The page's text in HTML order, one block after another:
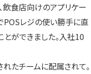
飲食店向けのアプリケー
POSレジの使い勝手に直
ができました。入社10
たチームに配属されて。